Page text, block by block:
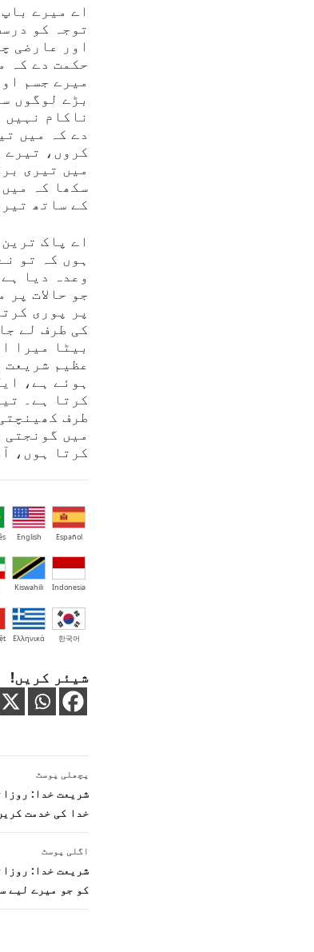
اے میرے
توجہ کو
اور عارضی
حکمت دے کہ
میرے جسم
بڑے لوگوں
ناکام
دے کہ میں
کروں، تیرے
میں تیری
سکھا کہ
کے ساتھ
اے پاک
ہوں کہ تو
وعدہ دیا
جو حالات
پر پوری
کی طرف لے
بیٹا میرا
عظیم
ہوئے ہے،
کرتا ہے۔
طرف
میں
کرتا ہوں،
Español
English
Indonesia
Kiswahili
한국어
Ελληνικά
شیئر کریں!
پوسٹوں
کی
پچھلی پوسٹ
شریعت خدا:
خدا کی خدمت
اگلی پوسٹ
شریعت خدا:
کو جو میرے لیے